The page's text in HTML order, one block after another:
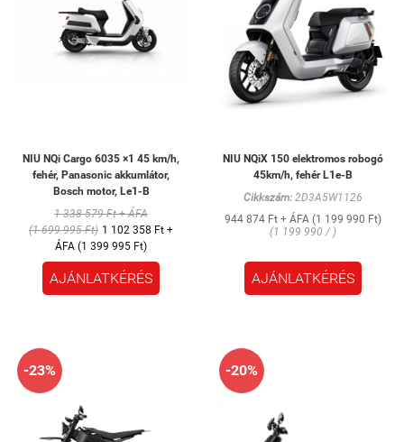
NIU NQi Cargo 6035 ×1 45 km/h,
fehér, Panasonic akkumlátor,
Bosch motor, Le1-B
1 338 579 Ft + ÁFA
(1 699 995 Ft) 1 102 358 Ft +
ÁFA (1 399 995 Ft)
AJÁNLATKÉRÉS
NIU NQiX 150 elektromos robogó
45km/h, fehér L1e-B
Cikkszám: 2D3A5W1126
944 874 Ft + ÁFA (1 199 990 Ft)
(1 199 990 / )
AJÁNLATKÉRÉS
-23% -20%